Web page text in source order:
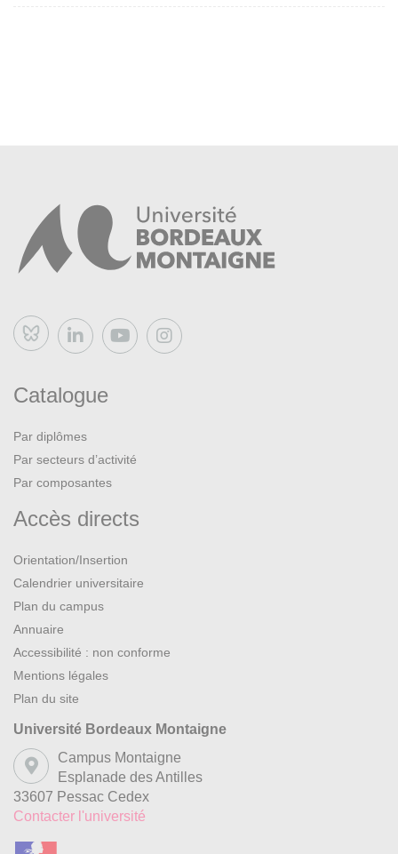
Bluesky
Catalogue
Par diplômes
Par secteurs d’activité
Par composantes
Accès directs
Orientation/Insertion
Calendrier universitaire
Plan du campus
Annuaire
Accessibilité : non conforme
Mentions légales
Plan du site
Université Bordeaux Montaigne
Campus Montaigne
Esplanade des Antilles
33607 Pessac Cedex
Contacter l'université